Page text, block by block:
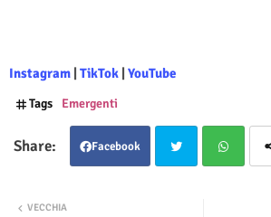
Instagram | TikTok | YouTube
Tags Emergenti
Facebook
VECCHIA